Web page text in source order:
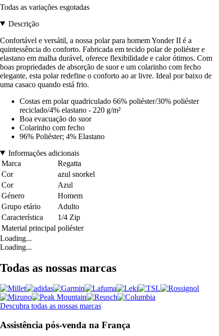
Todas as variações esgotadas
Descrição
Confortável e versátil, a nossa polar para homem Yonder II é a
quintessência do conforto. Fabricada em tecido polar de poliéster e
elastano em malha durável, oferece flexibilidade e calor ótimos. Com
boas propriedades de absorção de suor e um colarinho com fecho
elegante, esta polar redefine o conforto ao ar livre. Ideal por baixo de
uma casaco quando está frio.
Costas em polar quadriculado 66% poliéster/30% poliéster
reciclado/4% elastano - 220 g/m²
Boa evacuação do suor
Colarinho com fecho
96% Poliéster; 4% Elastano
Informações adicionais
Marca
Regatta
Cor
azul snorkel
Cor
Azul
Género
Homem
Grupo etário
Adulto
Característica
1/4 Zip
Material principal poliéster
Loading...
Loading...
Todas as nossas marcas
Descubra todas as nossas marcas
Assistência pós-venda na França